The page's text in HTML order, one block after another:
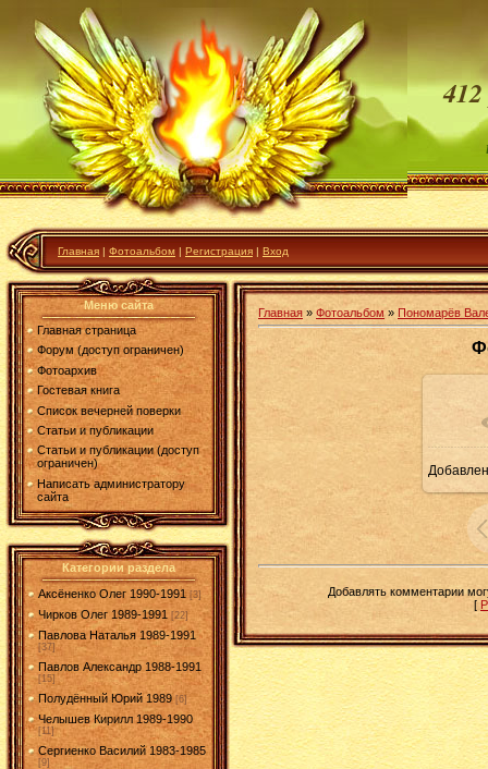
Главная | Фотоальбом | Регистрация | Вход
Меню сайта
Главная страница
Форум (доступ ограничен)
Фотоархив
Гостевая книга
Список вечерней поверки
Статьи и публикации
Статьи и публикации (доступ
ограничен)
Написать администратору
сайта
Категории раздела
Аксёненко Олег 1990-1991 [3]
Чирков Олег 1989-1991 [22]
Павлова Наталья 1989-1991
[37]
Павлов Александр 1988-1991
[15]
Полудённый Юрий 1989 [6]
Челышев Кирилл 1989-1990
[11]
Сергиенко Василий 1983-1985
[9]
Главная » Фотоальбом» Пономарёв
Добавлять комментарии
[